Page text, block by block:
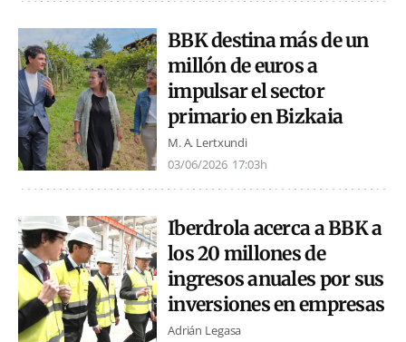
BBK destina más de un
millón de euros a
impulsar el sector
primario en Bizkaia
M. A. Lertxundi
03/06/2026 17:03h
Iberdrola acerca a BBK a
los 20 millones de
ingresos anuales por sus
inversiones en empresas
Adrián Legasa